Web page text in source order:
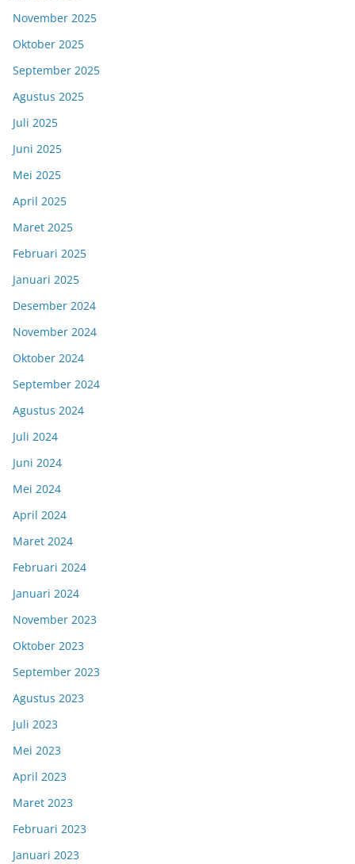
November 2025
Oktober 2025
September 2025
Agustus 2025
Juli 2025
Juni 2025
Mei 2025
April 2025
Maret 2025
Februari 2025
Januari 2025
Desember 2024
November 2024
Oktober 2024
September 2024
Agustus 2024
Juli 2024
Juni 2024
Mei 2024
April 2024
Maret 2024
Februari 2024
Januari 2024
November 2023
Oktober 2023
September 2023
Agustus 2023
Juli 2023
Mei 2023
April 2023
Maret 2023
Februari 2023
Januari 2023